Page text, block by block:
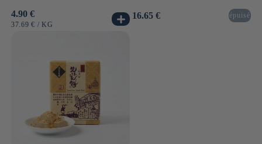
Prix
habituel
4.90 €
PRIX
37.69 € / PAR
KG
Prix
16.65 € épuisé